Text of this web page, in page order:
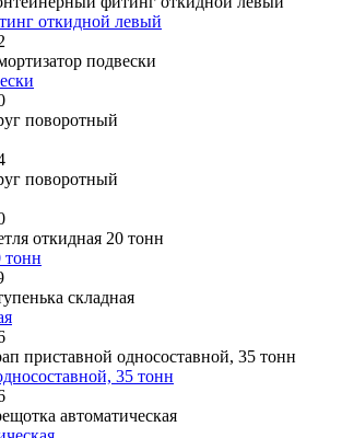
откидной левый
тонн
35 тонн